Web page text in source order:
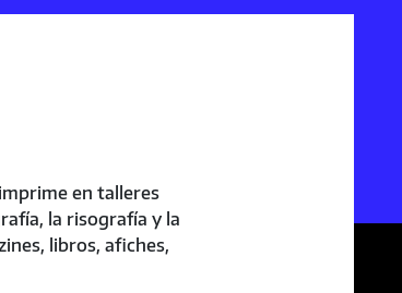
en talleres
la risografía y la
libros, afiches,